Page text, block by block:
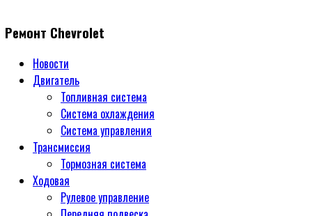
Ремонт Chevrolet
Новости
Двигатель
Топливная система
Система охлаждения
Система управления
Трансмиссия
Тормозная система
Ходовая
Рулевое управление